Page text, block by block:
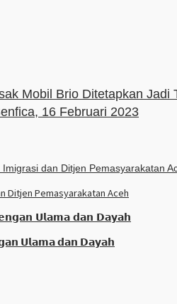
Mobil Brio Ditetapkan Jadi
16 Februari 2023
Ditjen Pemasyarakatan Aceh
𝗨𝗹𝗮𝗺𝗮 𝗱𝗮𝗻 𝗗𝗮𝘆𝗮𝗵